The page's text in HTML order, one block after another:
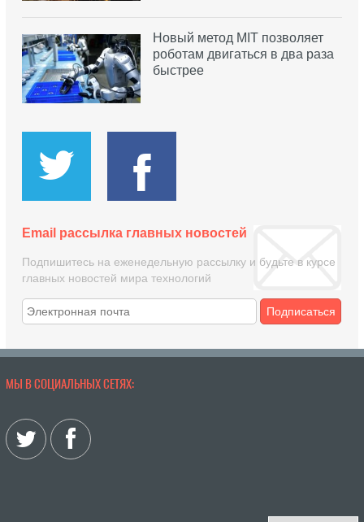
Новый метод MIT позволяет
роботам двигаться в два раза
быстрее
Email рассылка главных новостей
Подпишитесь на еженедельную рассылку и будьте в курсе
главных новостей мира технологий
Подписаться
МЫ В СОЦИАЛЬНЫХ СЕТЯХ: